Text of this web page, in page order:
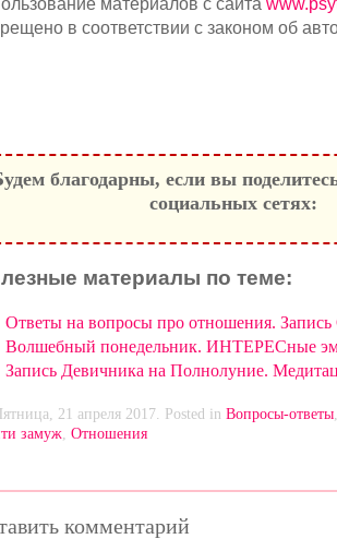
в соответствии с законом об
благодарны, если вы
социальных сетях:
материалы по теме:
Ответы на вопросы про отношения.
Волшебный понедельник. ИНТЕРЕСные
Запись Девичника на Полнолуние.
21 апреля 2017. Posted in Вопросы-ответы
замуж Отношения
комментарий